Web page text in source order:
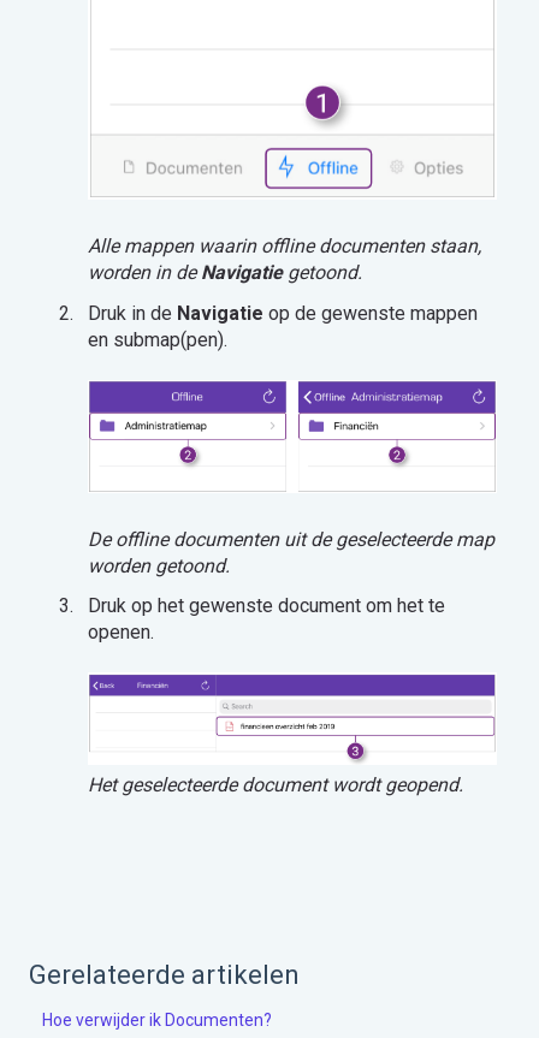
Alle mappen waarin offline documenten staan,
worden in deNavigatie getoond.
Druk in de Navigatie op de gewenste mappen
en submap(pen).
De offline documenten uit de geselecteerde map
worden getoond.
Druk op het gewenste document om het te
openen.
Het geselecteerde document wordt geopend.
Gerelateerde artikelen
Hoe verwijder ik Documenten?